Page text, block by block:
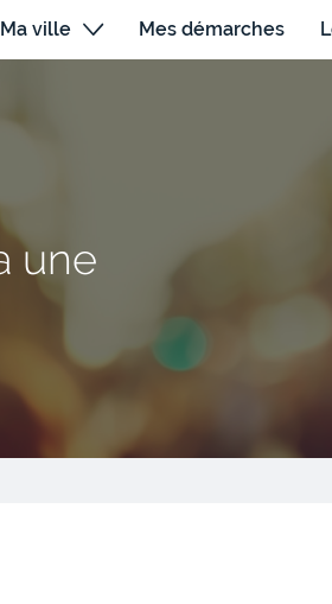
Ma ville Mes démarches
une